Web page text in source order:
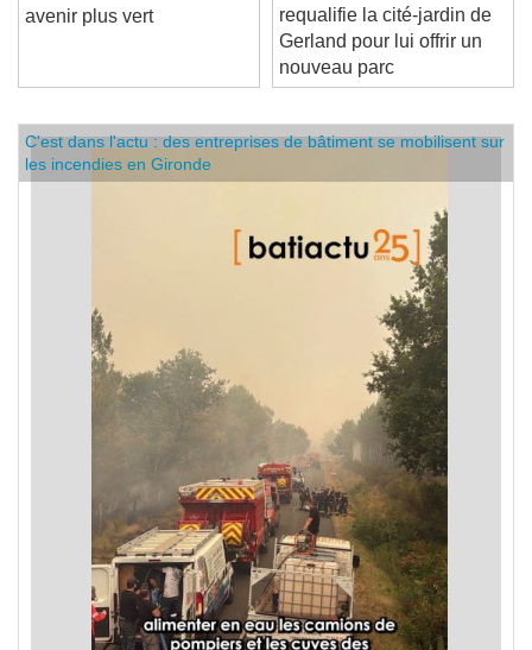
une avancée vers un
Passagers des Villes
requalifie la cité-jardin de
Gerland pour lui offrir un
nouveau parc
C'est dans l'actu : des entreprises de bâtiment se mobilisent sur
les incendies en Gironde